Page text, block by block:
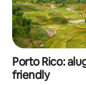
Porto Rico:
friendly